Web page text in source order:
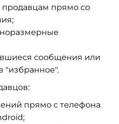
продавцам прямо со
сообщения или
"избранное".
прямо с телефона